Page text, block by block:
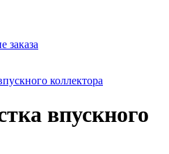
заказа
коллектора
впускного